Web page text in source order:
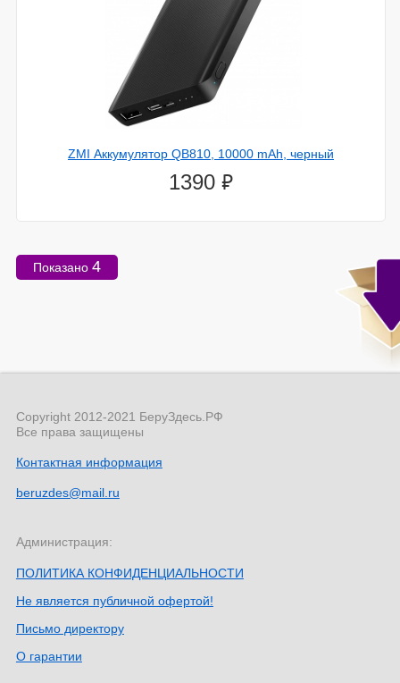
ZMI Аккумулятор QB810, 10000 mAh, черный
1390 ⃏
Показано 4
Copyright 2012-2021 БеруЗдесь.РФ
Все права защищены
Контактная информация
beruzdes@mail.ru
Администрация:
ПОЛИТИКА КОНФИДЕНЦИАЛЬНОСТИ
Не является публичной офертой!
Письмо директору
О гарантии